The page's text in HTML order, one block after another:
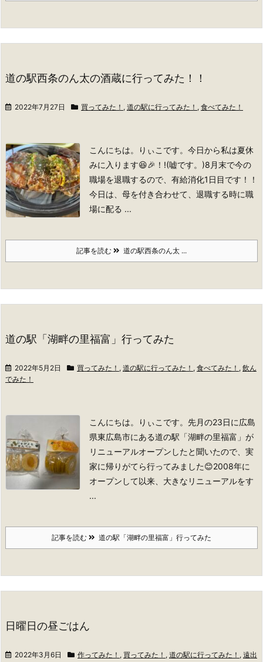
道の駅西条のん太の酒蔵に行ってみた！！
2022年7月27日 買ってみた！ , 道の駅に行ってみた！ , 食べてみた！
こんにちは。りぃこです。 今日から私は夏休
みに入ります😆🎉！!(嘘です。)8月末で今の
職場を退職するので、有給消化1日目です！！
今日は、母を付き合わせて、退職する時に職
場に配る ...
記事を読む 道の駅西条のん太 ...
道の駅「湖畔の里福富」行ってみた
2022年5月2日 買ってみた！ , 道の駅に行ってみた！ , 食べてみた！ , 飲ん
でみた！
こんにちは。りぃこです。 先月の23日に広島
県東広島市にある道の駅「湖畔の里福富」が
リニューアルオープンしたと聞いたので、実
家に帰りがてら行ってみました😊2008年に
オープンして以来、大きなリニューアルをす
...
記事を読む 道の駅「湖畔の里福富」行ってみた
日曜日の昼ごはん
2022年3月6日 作ってみた！ , 買ってみた！ , 道の駅に行ってみた！ , 遠出